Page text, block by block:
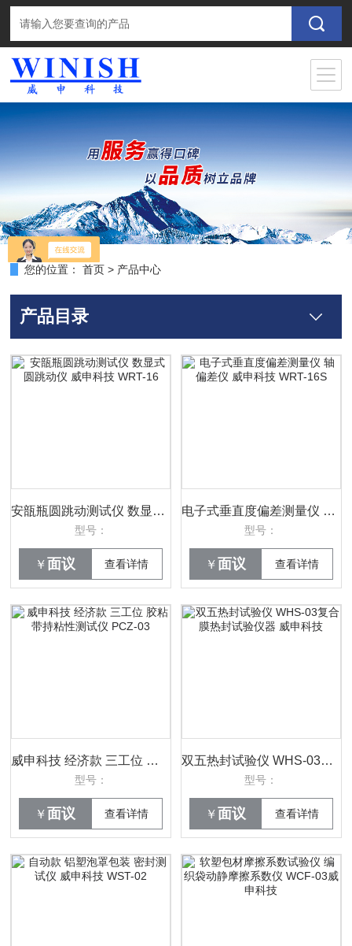
您的位置： 首页 > 产品中心
产品目录
安瓿瓶圆跳动测试仪 数显式圆跳动仪 威申科技 WRT-16
型号：
￥ 面议 查看详情
电子式垂直度偏差测量仪 轴偏差仪 威申科技 WRT-16S
型号：
￥ 面议 查看详情
威申科技 经济款 三工位 胶粘带持粘性测试仪 PCZ-03
型号：
￥ 面议 查看详情
双五热封试验仪 WHS-03复合膜热封试验仪器 威申科技
型号：
￥ 面议 查看详情